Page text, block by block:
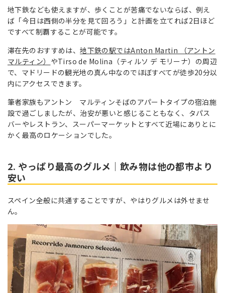
地下鉄なども使えますが、歩くことが苦痛でないならば、例え
ば「今日は西側の半分を見て回ろう」と計画を立てれば2日ほど
ですべて制覇することが可能です。
滞在先のおすすめは、地下鉄の駅ではAnton Martin （アントン
マルティン） やTirso de Molina（ティルソ デ モリーナ）の周辺
で、マドリードの観光地の真ん中なのでほぼすべてが徒歩20分以
内にアクセスできます。
筆者家族もアントン マルティンそばのアパートタイプの宿泊施
設で過ごしましたが、治安が悪いと感じることもなく、タパス
バーやレストラン、スーパーマーケットとすべて近場にありとに
かく最高のロケーションでした。
2. やっぱり最高のグルメ｜飲み物は他の都市より
安い
スペイン全般に共通することですが、やはりグルメは外せませ
ん。